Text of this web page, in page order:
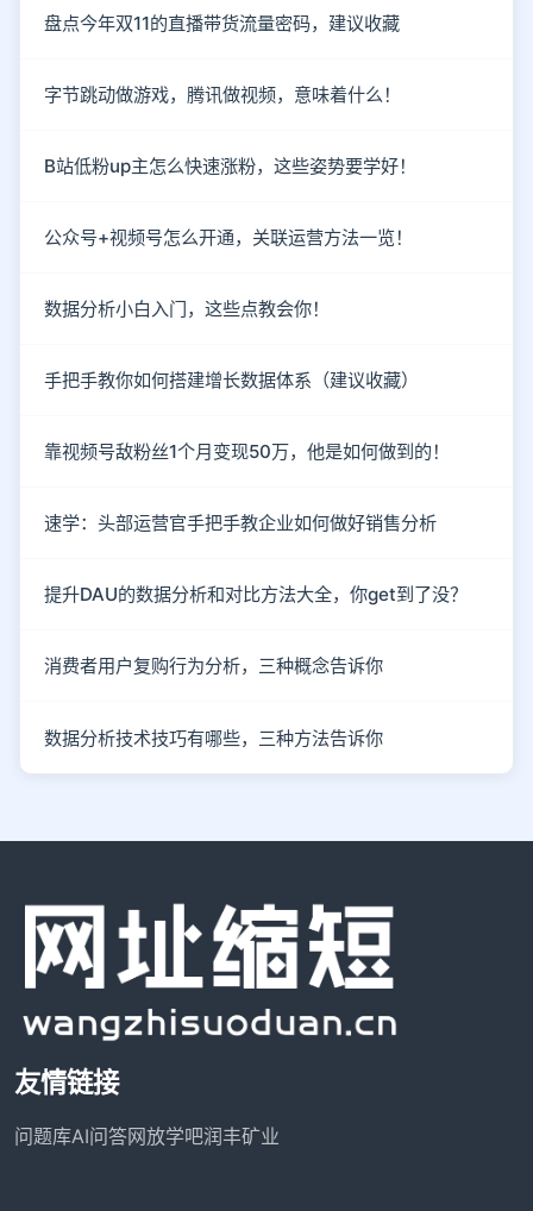
盘点今年双11的直播带货流量密码，建议收藏
字节跳动做游戏，腾讯做视频，意味着什么！
B站低粉up主怎么快速涨粉，这些姿势要学好！
公众号+视频号怎么开通，关联运营方法一览！
数据分析小白入门，这些点教会你！
手把手教你如何搭建增长数据体系（建议收藏）
靠视频号敌粉丝1个月变现50万，他是如何做到的！
速学：头部运营官手把手教企业如何做好销售分析
提升DAU的数据分析和对比方法大全，你get到了没？
消费者用户复购行为分析，三种概念告诉你
数据分析技术技巧有哪些，三种方法告诉你
友情链接
问题库AI问答网放学吧润丰矿业